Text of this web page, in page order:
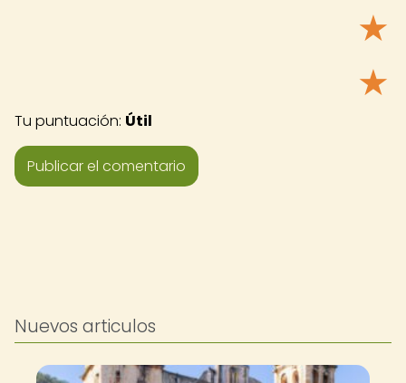
★
★
Tu puntuación: Útil
Nuevos articulos